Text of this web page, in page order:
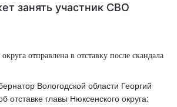
занять участник СВО
Вологодской области Георгий
отставке главы Нюксенского округа: